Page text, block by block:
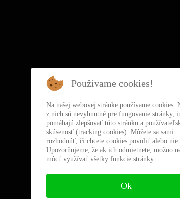
Používame cookies!
Na našej webovej stránke používame cookies.
z nich sú nevyhnutné pre fungovanie stránky,
pomáhajú zlepšovať túto stránku a
skúsenosť (tracking cookies). Môžete sa sami
rozhodnúť, či chcete cookies povoliť alebo nie.
Upozorňujeme, že ak ich odmietnete, možno
môcť využívať všetky funkcie stránky.
Ok